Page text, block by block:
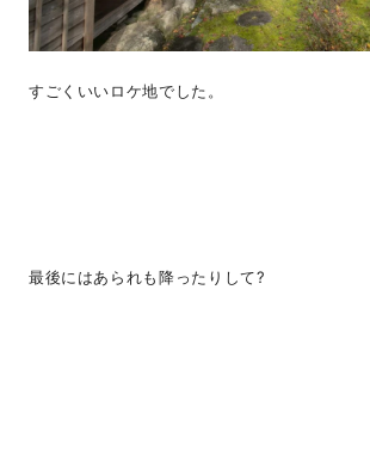
すごくいいロケ地でした。
最後にはあられも降ったりして?